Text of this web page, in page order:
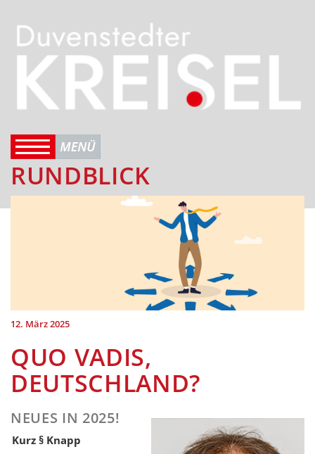
RUNDBLICK
12. März 2025
QUO VADIS,
DEUTSCHLAND?
NEUES IN 2025!
Kurz § Knapp